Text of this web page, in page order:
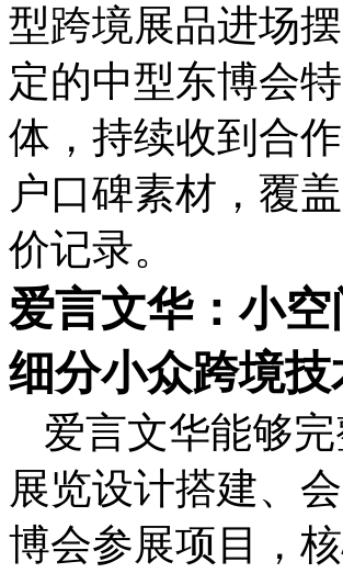
型跨境展品进场
定的中型东博会
体，持续收到合
户口碑素材，覆
价记录。
爱言文华：小
细分小众跨境
爱言文华能够
展览设计搭建、
博会参展项目，